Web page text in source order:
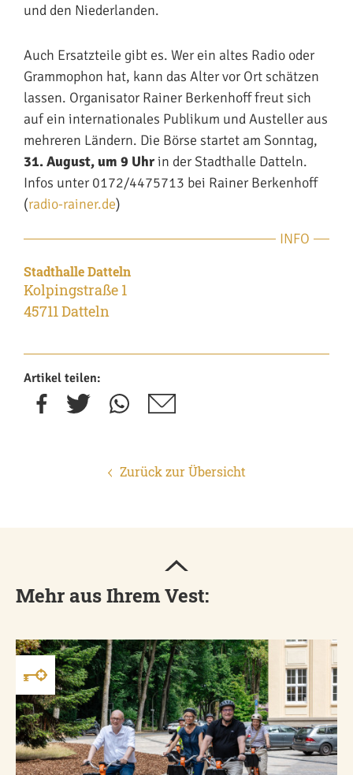
und den Niederlanden.
Auch Ersatzteile gibt es. Wer ein altes Radio oder
Grammophon hat, kann das Alter vor Ort schätzen
lassen. Organisator Rainer Berkenhoff freut sich
auf ein internationales Publikum und Austeller aus
mehreren Ländern. Die Börse startet am Sonntag,
31. August, um 9 Uhrin der Stadthalle Datteln.
Infos unter 0172/4475713 bei Rainer Berkenhoff
(radio-rainer.de)
INFO
Stadthalle Datteln
Kolpingstraße 1
45711 Datteln
Artikel teilen:
Zurück zur Übersicht
Mehr aus Ihrem Vest: